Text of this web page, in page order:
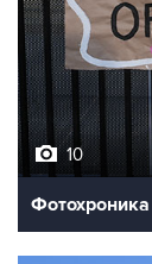
10
Фотохроника